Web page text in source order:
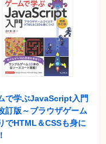
う
簡易ブログシステム
ステムを設計する
で学ぶJavaScript入門
訂版～ブラウザゲーム
でHTML＆CSSも身に